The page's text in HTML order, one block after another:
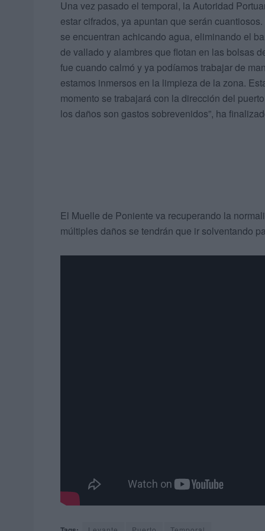
Una vez pasado el temporal, la Autoridad
estar cifrados, ya apuntan que serán
se encuentran achicando agua, eliminando el
de vallado y alambres que flotan en las bolsas
fue cuando calmó y ya podíamos trabajar de
estamos inmersos en la limpieza de la zona.
momento se trabajará con la dirección del
los daños son gastos sobrevenidos”, ha
El Muelle de Poniente va recuperando la
múltiples daños se tendrán que ir solventando